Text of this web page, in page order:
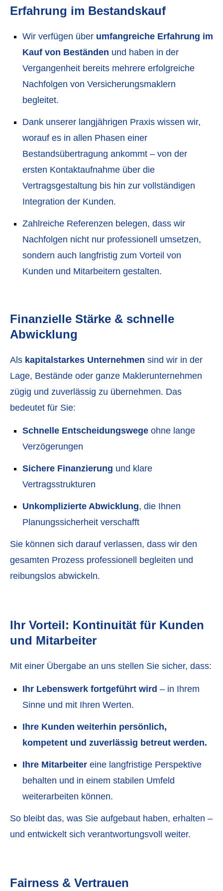
Erfahrung im Bestandskauf
Wir verfügen über umfangreiche Erfahrung im
Kauf von Beständen und haben in der
Vergangenheit bereits mehrere erfolgreiche
Nachfolgen von Ver­sicherungs­maklern
begleitet.
Dank unserer langjährigen Praxis wissen wir,
worauf es in allen Phasen einer
Bestandsübertragung ankommt – von der
ersten Kontaktaufnahme über die
Vertragsgestaltung bis hin zur vollständigen
Integration der Kunden.
Zahlreiche Referenzen belegen, dass wir
Nachfolgen nicht nur professionell umsetzen,
sondern auch langfristig zum Vorteil von
Kunden und Mitarbeitern gestalten.
Finanzielle Stärke & schnelle
Abwicklung
Als kapitalstarkes Unternehmen sind wir in der
Lage, Bestände oder ganze Maklerunternehmen
zügig und zuverlässig zu übernehmen. Das
bedeutet für Sie:
Schnelle Entscheidungswege ohne lange
Verzögerungen
Sichere Finanzierung und klare
Vertragsstrukturen
Unkomplizierte Abwicklung, die Ihnen
Planungssicherheit verschafft
Sie können sich darauf verlassen, dass wir den
gesamten Prozess professionell begleiten und
reibungslos abwickeln.
Ihr Vorteil: Kontinuität für Kunden
und Mitarbeiter
Mit einer Übergabe an uns stellen Sie sicher, dass:
Ihr Lebenswerk fortgeführt wird – in Ihrem
Sinne und mit Ihren Werten.
Ihre Kunden weiterhin persönlich,
kompetent und zuverlässig betreut werden.
Ihre Mitarbeiter eine langfristige Perspektive
behalten und in einem stabilen Umfeld
weiterarbeiten können.
So bleibt das, was Sie aufgebaut haben, erhalten –
und entwickelt sich verantwortungsvoll weiter.
Fairness & Vertrauen